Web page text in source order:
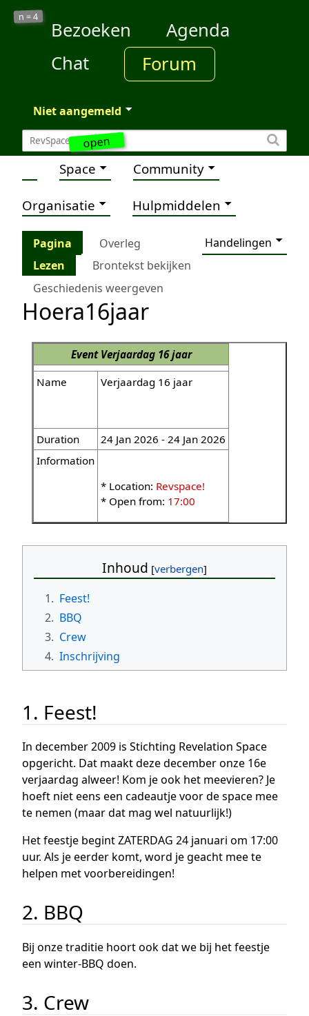
open
n =4
Bezoeken
Agenda
Chat
Forum
Niet aangemeld
Space Community
Organisatie Hulpmiddelen
Pagina Overleg
Handelingen
Lezen
Brontekst bekijken
Geschiedenis weergeven
Hoera16jaar
Event Verjaardag 16 jaar
Name
Verjaardag 16 jaar
Duration
24 Jan 2026 - 24 Jan 2026
Information
* Location: Revspace!
* Open from: 17:00
Inhoud
1. Feest!
2. BBQ
3. Crew
4. Inschrijving
1. Feest!
In december 2009 is Stichting Revelation Space
opgericht. Dat maakt deze december onze 16e
verjaardag alweer! Kom je ook het meevieren? Je
hoeft niet eens een cadeautje voor de space mee
te nemen (maar dat mag wel natuurlijk!)
Het feestje begint ZATERDAG 24 januari om 17:00
uur. Als je eerder komt, word je geacht mee te
helpen met voorbereidingen!
2. BBQ
Bij onze traditie hoort ook dat we bij het feestje
een winter-BBQ doen.
3. Crew